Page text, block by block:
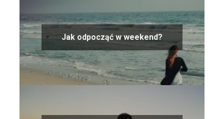
Jak odpocząć w weekend?